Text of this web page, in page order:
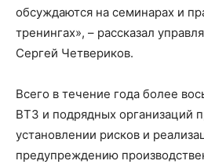
обсуждаются на семинарах и
тренингах», – рассказал
Сергей Четвериков.
Всего в течение года более
ВТЗ и подрядных организаций
установлении рисков и
предупреждению